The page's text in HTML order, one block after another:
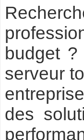
budget
serveur
des